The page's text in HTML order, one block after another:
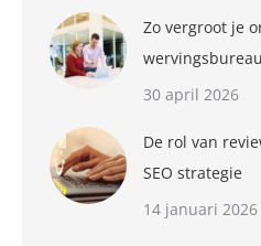
Zo vergroot je
wervingsbureau
30 april 2026
De rol van
SEO strategie
14 januari 2026